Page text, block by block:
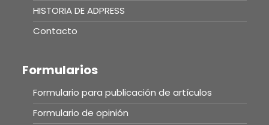
HISTORIA DE ADPRESS
Contacto
Formularios
Formulario para publicación de artículos
Formulario de opinión